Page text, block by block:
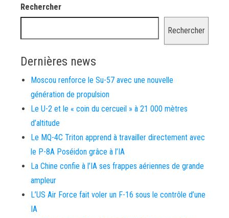
Rechercher
Rechercher
Dernières news
Moscou renforce le Su-57 avec une nouvelle
génération de propulsion
Le U-2 et le « coin du cercueil » à 21 000 mètres
d’altitude
Le MQ-4C Triton apprend à travailler directement avec
le P-8A Poséidon grâce à l’IA
La Chine confie à l’IA ses frappes aériennes de grande
ampleur
L’US Air Force fait voler un F-16 sous le contrôle d’une
IA